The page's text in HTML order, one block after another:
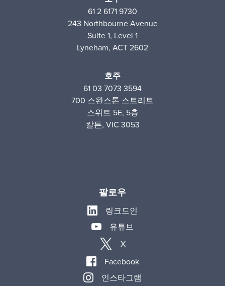
61 2 6171 9730
243 Northbourne Avenue
Suite 1, Level 1
Lyneham, ACT 2602
호주
61 03 7073 3594
700 스완스톤 스트리트
스위트 5E, 5층
칼튼, VIC 3053
팔로우
링크드인
유튜브
X
Facebook
인스타그램